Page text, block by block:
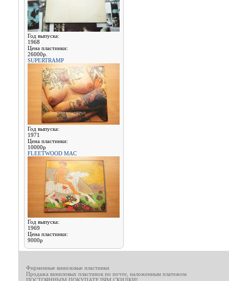
Год выпуска:
1968
Цена пластинки:
26000р.
SUPERTRAMP
Год выпуска:
1971
Цена пластинки:
10000р
FLEETWOOD MAC
Год выпуска:
1969
Цена пластинки:
9000р
Фирменные виниловые пластинки
Продажа виниловых пластинок по почте, наложенным платежом